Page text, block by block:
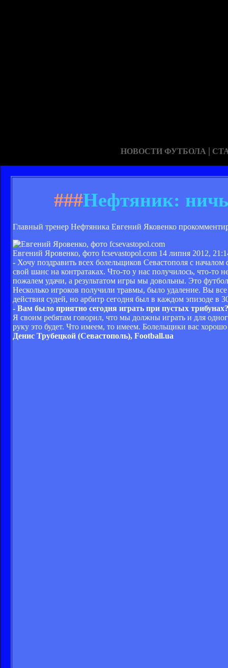
НОВОСТИ ФУТБОЛА |
###Нефтяник:
Главный тренер Нефтяника Евгений Яковенко
Евгений Яровенко, фото fcsevastopol.com 14 липня 2012,
- Хочу поздравить всех болельщиков Севастополя с
свой шанс на контратаках. Что-то у нас получилось, что-то
пожалем удачи, а результатом игры мы довольны. Это
Несколько игроков получили травмы, было удаление. Вы
действия судей, но арбитр сегодня был в каждом эпизоде в
- Вам было приятно сегодня играть при пустых трибунах?
Я своим ребятам говорил, что мы должны играть и для
руку это будет. Что имеем, то имеем. Болельщики вас
Денис Трубецкой (Севастополь), Football.ua